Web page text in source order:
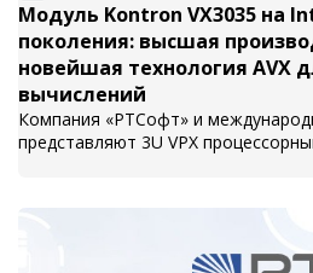
Модуль Kontron VX3035 на
поколения: высшая
новейшая технология AVX
вычислений
Компания «РТСофт» и
представляют 3U VPX